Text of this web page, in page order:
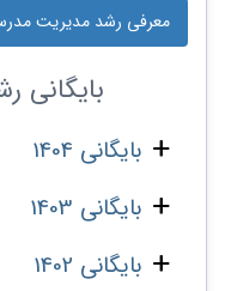
معرفی رشد مدیریت
بایگانی
بایگانی 1404
بایگانی 1403
بایگانی 1402